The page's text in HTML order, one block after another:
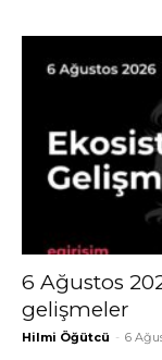
6 Ağustos
gelişmeler
Hilmi Öğütcü - 6